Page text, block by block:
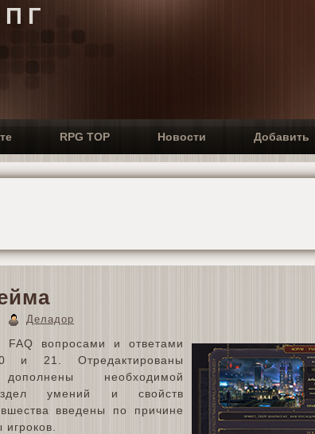
RPG TOP Новости Добавить
Деладор
FAQ вопросами и ответами
и 21. Отредактированы
необходимой
умений и свойств
введены по причине